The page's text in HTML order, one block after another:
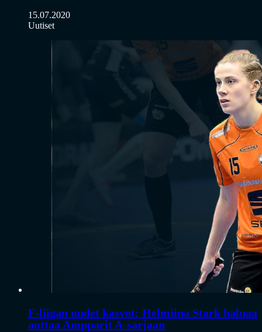
15.07.2020
Uutiset
F-liigan uudet kasvot: Helmiina Stark haluaa
auttaa Ampparit A-sarjaan